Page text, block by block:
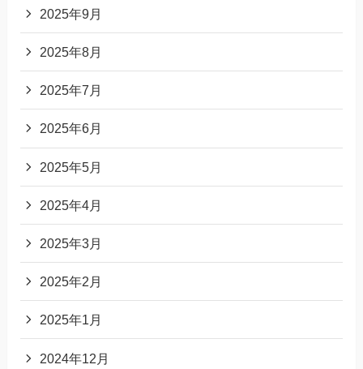
2025年9月
2025年8月
2025年7月
2025年6月
2025年5月
2025年4月
2025年3月
2025年2月
2025年1月
2024年12月